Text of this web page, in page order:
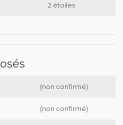
2 étoiles
(non confirmé)
(non confirmé)